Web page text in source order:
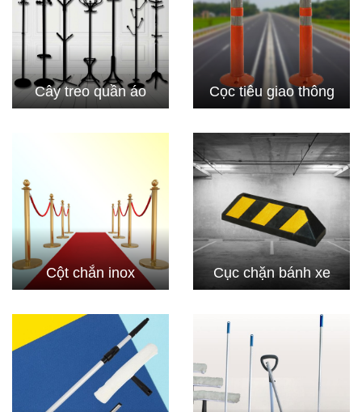
Cây treo quần áo Cọc tiêu giao thông
Cột chắn inox Cục chặn bánh xe